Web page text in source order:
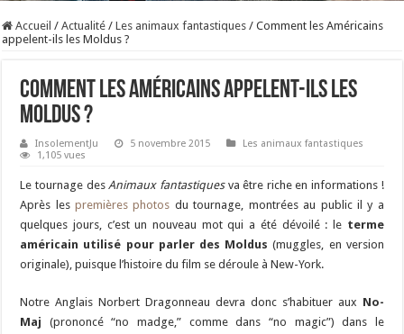
Accueil / Actualité / Les animaux fantastiques / Comment les Américains
appelent-ils les Moldus ?
Comment les Américains appelent-ils les
Moldus ?
InsolementJu 5 novembre 2015
Les animaux fantastiques
1,105 vues
Le tournage desAnimaux fantastiquesva être riche en informations !
Après lespremières photos du tournage, montrées au public il y a
quelques jours, c’est un nouveau mot qui a été dévoilé : le terme
américain utilisé pour parler des Moldus (muggles, en version
originale), puisque l’histoire du film se déroule à New-York.
Notre Anglais Norbert Dragonneau devra donc s’habituer aux No-
Maj (prononcé “no madge,” comme dans “no magic”) dans le